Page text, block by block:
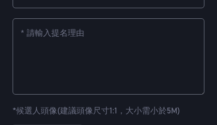
*候選人頭像(建議頭像尺寸1:1，大小需小於5M)